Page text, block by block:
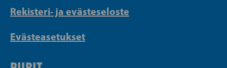
Rekisteri- ja evästeseloste
Evästeasetukset